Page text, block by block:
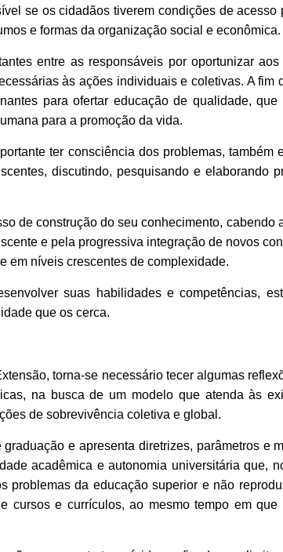
se os cidadãos tiverem condições de acesso
e formas da organização social e econômica.
entre as responsáveis por oportunizar
às ações individuais e coletivas. A fim
para ofertar educação de qualidade, que
para a promoção da vida.
ter consciência dos problemas, também
discutindo, pesquisando e elaborando
de construção do seu conhecimento, cabendo
e pela progressiva integração de novos
em níveis crescentes de complexidade.
suas habilidades e competências,
que os cerca.
torna-se necessário tecer algumas
na busca de um modelo que atenda às
de sobrevivência coletiva e global.
e apresenta diretrizes, parâmetros e
acadêmica e autonomia universitária que,
problemas da educação superior e não
cursos e currículos, ao mesmo tempo em que